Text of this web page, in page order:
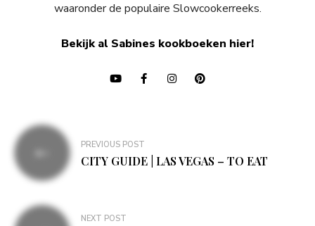
waaronder de populaire Slowcookerreeks.
Bekijk al Sabines kookboeken hier!
Bericht
navigatie
PREVIOUS POST
CITY GUIDE | LAS VEGAS – TO EAT
NEXT POST